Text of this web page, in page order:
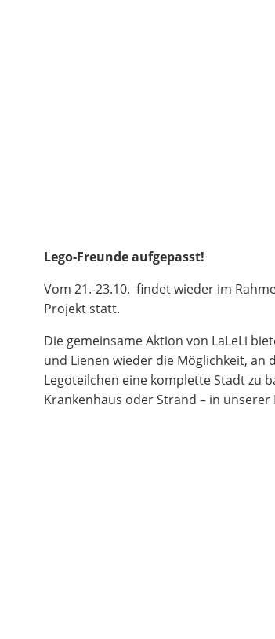
Lego-Freunde aufgepasst!
Vom 21.-23.10. findet wieder im
Projekt statt.
Die gemeinsame Aktion von LaLeLi
und Lienen wieder die Möglichkeit, an
Legoteilchen eine komplette Stadt zu
Krankenhaus oder Strand – in